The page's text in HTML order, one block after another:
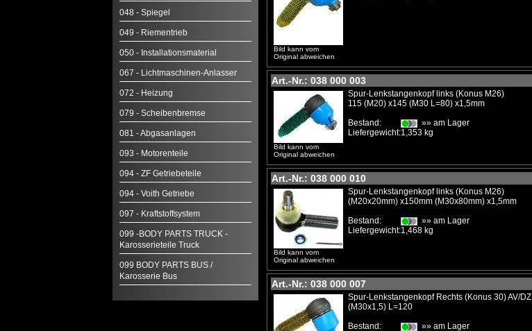
048 - Spiegel
049 - Riementrieb
050 - Installationsmaterial
067 - Lichtmaschinen-Anlasser
072 - Heizung
079 - Scheibenbremse
081 - Abgasanlagen
093 - Motorenteile
094 - ZF Getriebeteile
094 - Voith Getriebe
097 - Kraftstoffsystem
099 -BODY PARTS TRUCK -
Karosserieteile Truck
099 BODY PARTS BUS /
Karosserie Bus
Bild kann vom
Original abweichen
Art.-Nr.: 038 000 003
Bild kann vom
Original abweichen
Spur-Lenkstangenkopf links (Konus M26)
115 (M20) x145 (M30 L=80) x1,5mm
Bestand:
»» am Lager
Liefergewicht:1,353 kg
Art.-Nr.: 038 000 010
Bild kann vom
Original abweichen
Spur-Lenkstangenkopf links (Konus M26)
(M20x20mm) x150mm (M30x80mm) x1,5mm
Bestand:
»» am Lager
Liefergewicht:1,468 kg
Art.-Nr.: 038 000 007
Spur-Lenkstangenkopf Rechts (Konus 30) AV/DZ
(M30x1,5) L=120
Bestand:
»» am Lager